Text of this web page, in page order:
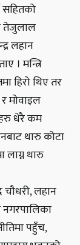
सहितको
तेजुलाल
लहान
। मन्त्रि
हिरो थिए तर
मोवाइल
धेरै कम
थारु कोटा
थारु
चौधरी, लहान
पहुँच,